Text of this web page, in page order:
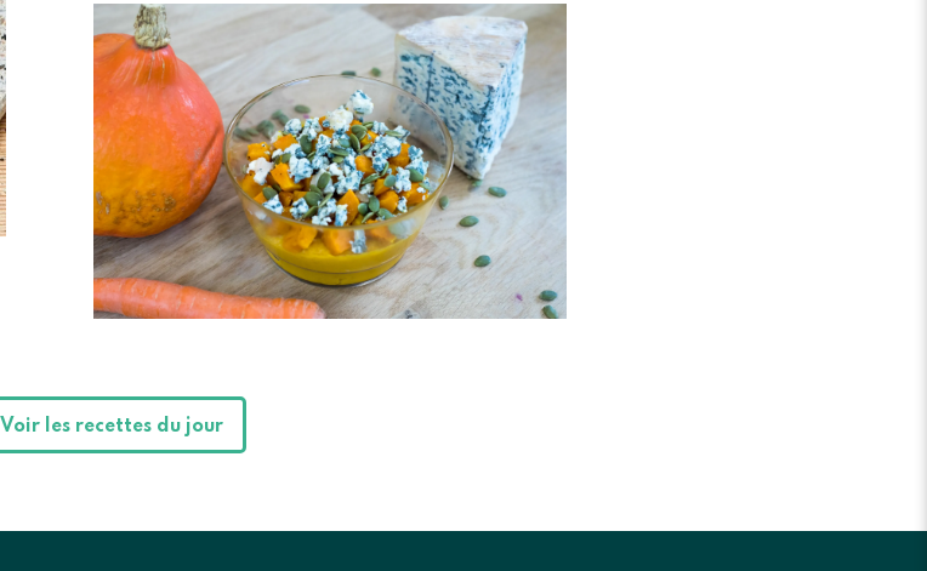
Voir les recettes du jour